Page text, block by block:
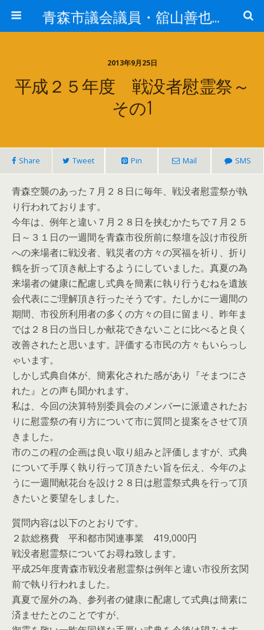
青森市議会議員・舘山善也（たてやまよしや）
2013年9月25日
平成２５年度 戦没者慰霊祭～
その1
Share Tweet Pin Mail SMS
青森空襲のあった７月２８日に毎年、戦没者慰霊祭が執
り行われております。
今年は、例年と違い７月２８日を挟むかたちで７月２５
日～３１日の一週間を青森市役所前に祭壇を設け市役所
への来場者に戦没者、戦災者の方々の冥福を祈り、折り
鶴を折って頂き献上するようにしていました。真夏の為
来場者の健康に配慮し式典を簡素に執り行うむねを遺族
会代表にご理解頂き行ったそうです。たしかに一週間の
期間、市役所利用者の多くの方々の目に留まり、昨年ま
では２８日の当日しか献花できないことに比べると良く
改善されたと思います。評価する市民の方々もいらっし
ゃいます。
しかし式典自体が、簡素化された感があり『そまつにさ
れた』との声も聞かれます。
私は、今回の決算特別委員会のメンバーに派遣されたお
りに慰霊祭の有り方について市に質問と提案をさせて頂
きました。
市のこの程の企画は良い取り組みと評価しますが、式典
について手厚く執り行って頂きたい旨を伝え、今年のよ
うに一週間献花台を設け２８日は慰霊祭式典を行って頂
きたいと要望をしました。
質問内容は以下のとおりです。
２款総務費 平和都市関連事業 419,000円
戦没者慰霊祭についてお尋ね致します。
平成25年度青森市戦没者慰霊祭は例年と違い市役所玄関
前で執り行われました。
真夏で屋外の為、参列者の健康に配慮して式典は簡素に
済ませたとのことですが、